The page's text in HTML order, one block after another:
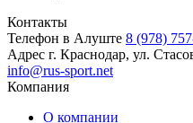
Контакты
Телефон в Алуште 8 (978)
Адрес г. Краснодар, ул.
info@rus-sport.net
Компания
О компании